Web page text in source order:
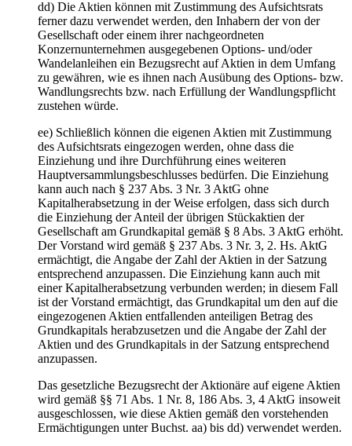
dd) Die Aktien können mit Zustimmung des Aufsichtsrats
ferner dazu verwendet werden, den Inhabern der von der
Gesellschaft oder einem ihrer nachgeordneten
Konzernunternehmen ausgegebenen Options- und/oder
Wandelanleihen ein Bezugsrecht auf Aktien in dem Umfang
zu gewähren, wie es ihnen nach Ausübung des Options- bzw.
Wandlungsrechts bzw. nach Erfüllung der Wandlungspflicht
zustehen würde.
ee) Schließlich können die eigenen Aktien mit Zustimmung
des Aufsichtsrats eingezogen werden, ohne dass die
Einziehung und ihre Durchführung eines weiteren
Hauptversammlungsbeschlusses bedürfen. Die Einziehung
kann auch nach § 237 Abs. 3 Nr. 3 AktG ohne
Kapitalherabsetzung in der Weise erfolgen, dass sich durch
die Einziehung der Anteil der übrigen Stückaktien der
Gesellschaft am Grundkapital gemäß § 8 Abs. 3 AktG erhöht.
Der Vorstand wird gemäß § 237 Abs. 3 Nr. 3, 2. Hs. AktG
ermächtigt, die Angabe der Zahl der Aktien in der Satzung
entsprechend anzupassen. Die Einziehung kann auch mit
einer Kapitalherabsetzung verbunden werden; in diesem Fall
ist der Vorstand ermächtigt, das Grundkapital um den auf die
eingezogenen Aktien entfallenden anteiligen Betrag des
Grundkapitals herabzusetzen und die Angabe der Zahl der
Aktien und des Grundkapitals in der Satzung entsprechend
anzupassen.
Das gesetzliche Bezugsrecht der Aktionäre auf eigene Aktien
wird gemäß §§ 71 Abs. 1 Nr. 8, 186 Abs. 3, 4 AktG insoweit
ausgeschlossen, wie diese Aktien gemäß den vorstehenden
Ermächtigungen unter Buchst. aa) bis dd) verwendet werden.